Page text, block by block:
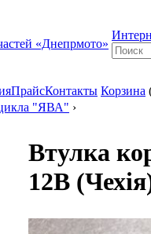
ПрайсКонтакты Корзина
"ЯВА" ›
Втулка
12В